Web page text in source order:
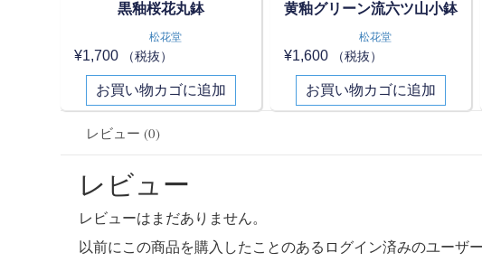
黒釉桜花丸鉢
松花堂
¥1,700 （税抜）
お買い物カゴに追加
黄釉グリーン流六ツ山小鉢
松花堂
¥1,600 （税抜）
お買い物カゴに追加
レビュー (0)
レビュー
レビューはまだありません。
以前にこの商品を購入したことのあるログイン済みのユーザ